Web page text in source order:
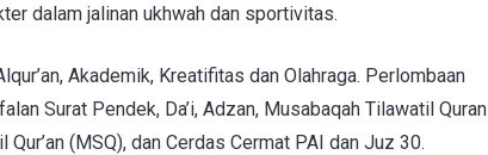
dalam jalinan ukhwah dan sportivitas.
Akademik, Kreatifitas dan Olahraga. Perlombaan
Surat Pendek, Da’i, Adzan, Musabaqah Tilawatil Quran
(MSQ), dan Cerdas Cermat PAI dan Juz 30.